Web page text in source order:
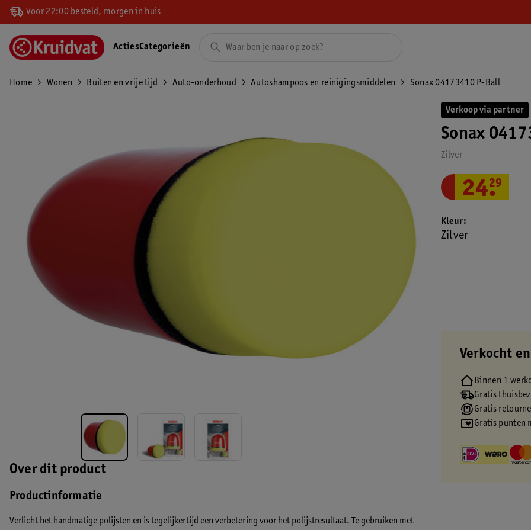
Voor 22:00 besteld, morgen in huis
ActiesCategorieën
Home Wonen Buiten en vrije tijd Auto-onderhoud Autoshampoos en reinigingsmiddelen Sonax 04173410 P-Ball
Over dit product
Productinformatie
Verlicht het handmatige polijsten en is tegelijkertijd een verbetering voor het polijstresultaat. Te gebruiken met
Verkoop via partner
Sonax
Zilver
24.
29
Kleur
Zilver
Verkocht
Binnen 1
Gratis
Gratis
Gratis punten